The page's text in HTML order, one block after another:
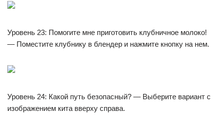
Уровень 23: Помогите мне приготовить клубничное молоко!
— Поместите клубнику в блендер и нажмите кнопку на нем.
Уровень 24: Какой путь безопасный? — Выберите вариант с
изображением кита вверху справа.